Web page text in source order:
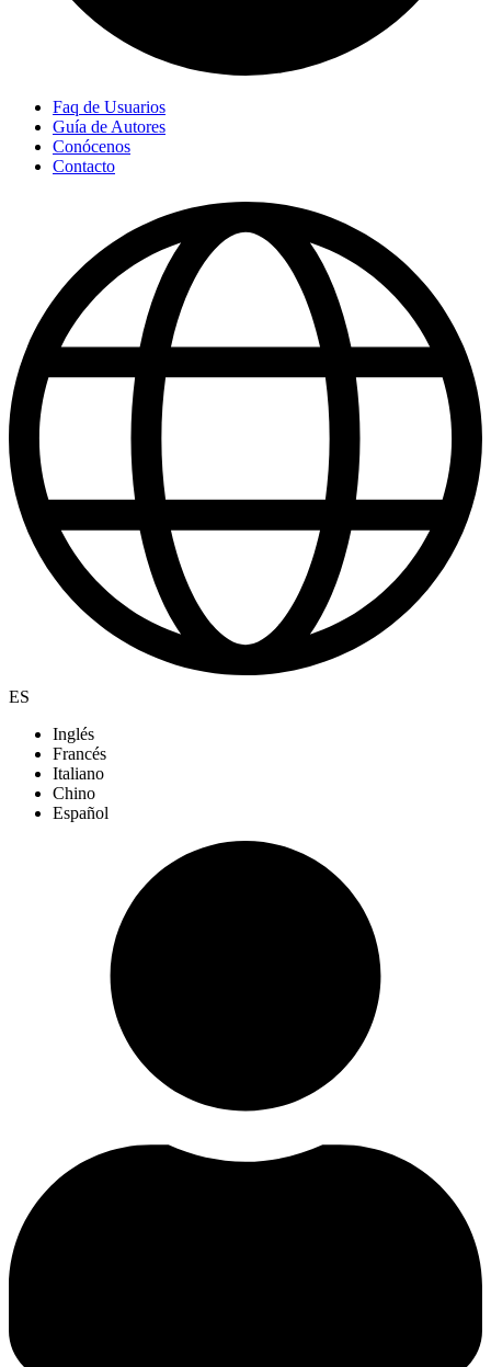
Faq de Usuarios
Guía de Autores
Conócenos
Contacto
ES
Inglés
Francés
Italiano
Chino
Español